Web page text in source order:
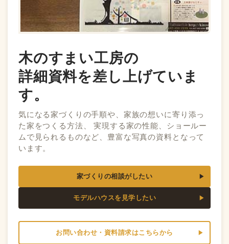
木のすまい工房の
詳細資料を差し上げていま
す。
気になる家づくりの手順や、家族の想いに寄り添っ
た家をつくる方法、 実現する家の性能、ショールー
ムで見られるものなど、豊富な写真の資料となって
います。
家づくりの相談がしたい
モデルハウスを見学したい
お問い合わせ・資料請求はこちらから